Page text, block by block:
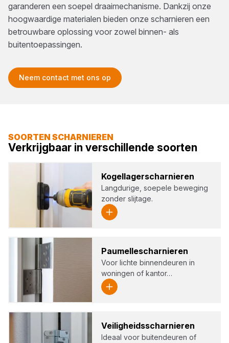
garanderen een soepel draaimechanisme. Dankzij onze
hoogwaardige materialen bieden onze scharnieren een
betrouwbare oplossing voor zowel binnen- als
buitentoepassingen.
Neem contact met ons op
SOORTEN SCHARNIEREN
Verkrijgbaar in verschillende soorten
Kogel­la­gerschar­nie­ren
Langdurige, soepele beweging
zonder slijtage.
Pau­mel­le­schar­nie­ren
Voor lichte binnendeuren in
woningen of kantor…
Vei­lig­heids­schar­nie­ren
Ideaal voor buitendeuren of